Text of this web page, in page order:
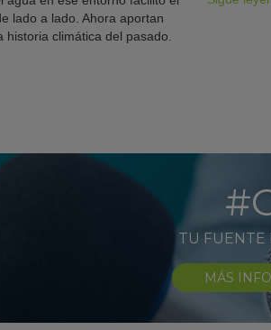
lado a lado. Ahora aportan
historia climática del pasado.
TU FUENTE
MÁS